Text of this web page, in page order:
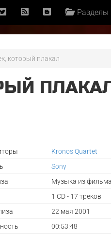
Разделы
который плакал
Kronos Quartet
Sony
Музыка из
1 CD - 17 треков
22 мая 2001
00:53:48